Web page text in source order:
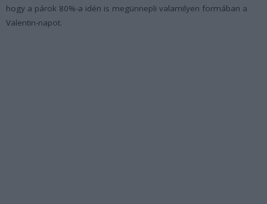
hogy a párok 80%-a idén is megünnepli valamilyen formában a
Valentin-napot.